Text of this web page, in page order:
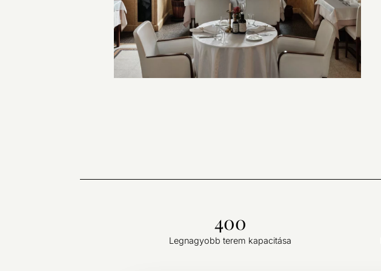
400
Legnagyobb terem kapacitása